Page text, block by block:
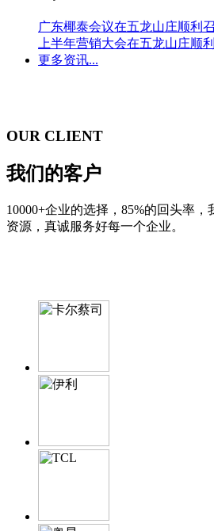
广东椰泰会议在五龙山庄顺利
上半年营销大会在五龙山庄顺
更多资讯...
OUR CLIENT
我们的客户
10000+企业的选择，85%的回头率
资源，真诚服务好每一个企业。